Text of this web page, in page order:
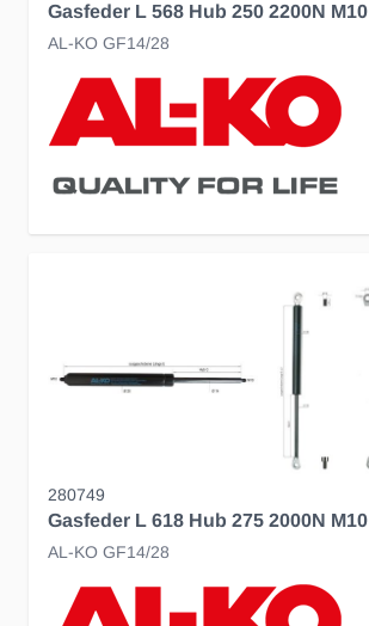
Gasfeder L 568 Hub 250 2200N M10
AL-KO GF14/28
280749
Gasfeder L 618 Hub 275 2000N M10
AL-KO GF14/28